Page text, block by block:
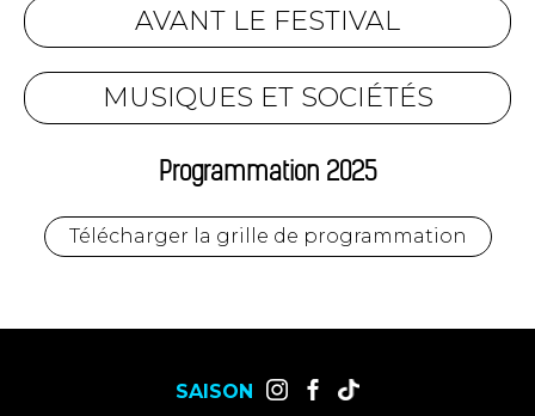
AVANT LE FESTIVAL
MUSIQUES ET SOCIÉTÉS
Programmation 2025
Télécharger la grille de programmation
SAISON